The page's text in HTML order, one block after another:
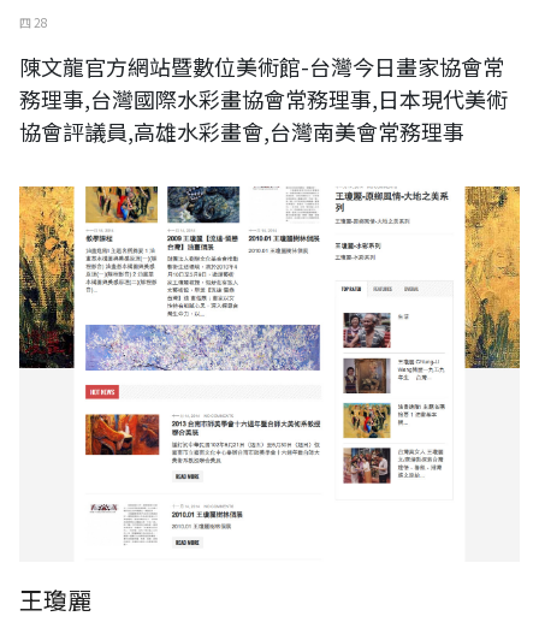
四 28
陳文龍官方網站暨數位美術館-台灣今日畫家協會常
務理事,台灣國際水彩畫協會常務理事,日本現代美術
協會評議員,高雄水彩畫會,台灣南美會常務理事
王瓊麗